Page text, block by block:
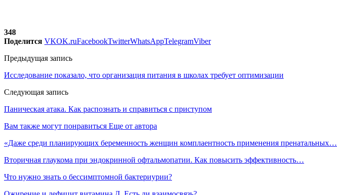
348
Поделится VKOK.ruFacebookTwitterWhatsAppTelegramViber
Предыдущая запись
Исследование показало, что организация питания в школах требует оптимизации
Следующая запись
Паническая атака. Как распознать и справиться с приступом
Вам также могут понравиться Еще от автора
«Даже среди планирующих беременность женщин комплаентность применения пренатальных…
Вторичная глаукома при эндокринной офтальмопатии. Как повысить эффективность…
Что нужно знать о бессимптомной бактериурии?